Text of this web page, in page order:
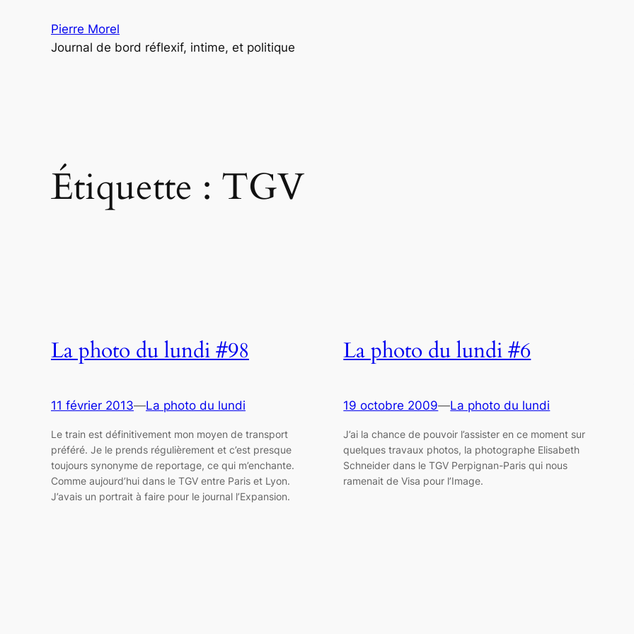
Pierre Morel
Journal de bord réflexif, intime, et politique
Étiquette : TGV
La photo du lundi #98
11 février 2013—La photo du lundi
Le train est définitivement mon moyen de transport
préféré. Je le prends régulièrement et c’est presque
toujours synonyme de reportage, ce qui m’enchante.
Comme aujourd’hui dans le TGV entre Paris et Lyon.
J’avais un portrait à faire pour le journal l’Expansion.
La photo du lundi #6
19 octobre 2009—La photo du lundi
J’ai la chance de pouvoir l’assister en ce moment sur
quelques travaux photos, la photographe Elisabeth
Schneider dans le TGV Perpignan-Paris qui nous
ramenait de Visa pour l’Image.